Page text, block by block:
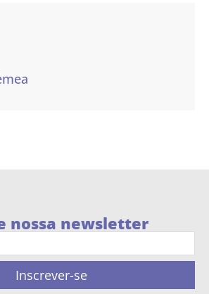
nossa newsletter
Inscrever-se